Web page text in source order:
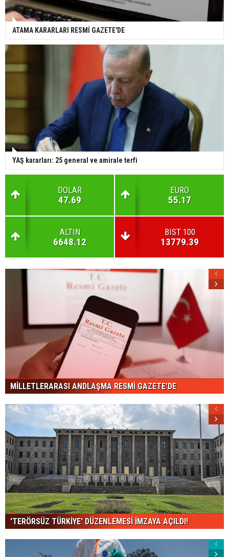
ATAMA KARARLARI RESMİ GAZETE'DE
YAŞ kararları: 25 general ve amirale terfi
DOLAR
47.69
EURO
55.17
ALTIN
6648.12
BIST 100
13779.39
MİLLETLERARASI ANDLAŞMA RESMİ GAZETE'DE
'TERÖRSÜZ TÜRKİYE' DÜZENLEMESİ İMZAYA AÇILDI!